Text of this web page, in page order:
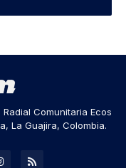
Comunitaria Ecos
La Guajira, Colombia.